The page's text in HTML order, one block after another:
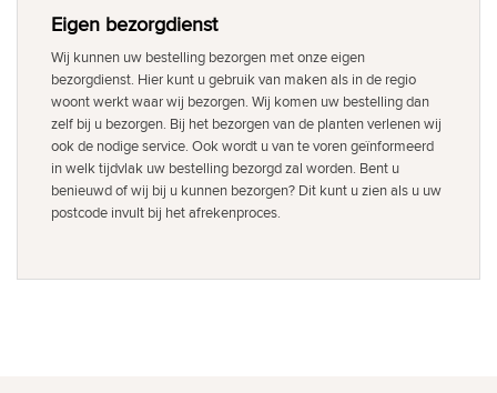
Eigen bezorgdienst
Wij kunnen uw bestelling bezorgen met onze eigen
bezorgdienst. Hier kunt u gebruik van maken als in de regio
woont werkt waar wij bezorgen. Wij komen uw bestelling dan
zelf bij u bezorgen. Bij het bezorgen van de planten verlenen wij
ook de nodige service. Ook wordt u van te voren geïnformeerd
in welk tijdvlak uw bestelling bezorgd zal worden. Bent u
benieuwd of wij bij u kunnen bezorgen? Dit kunt u zien als u uw
postcode invult bij het afrekenproces.